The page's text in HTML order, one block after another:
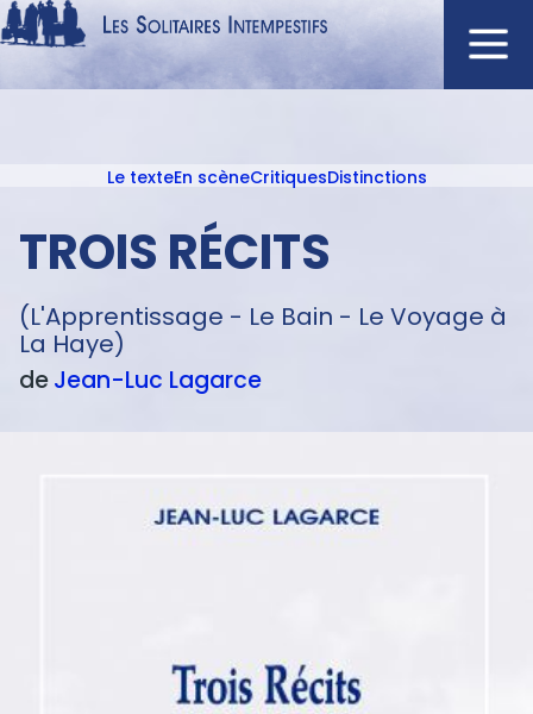
Aller
au
principal
Navigation
ACCUEIL
AUTEURS
À L'AFFICHE
CATALOGUE
DISTINCTIONS
texte
Le texteEn scèneCritiquesDistinctions
TROIS RÉCITS
(L'Apprentissage - Le Bain - Le Voyage à
La Haye)
deJean-Luc Lagarce